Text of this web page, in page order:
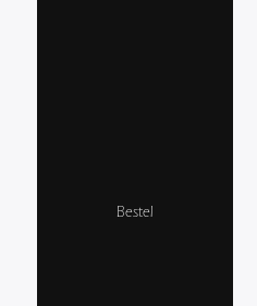
Bestel